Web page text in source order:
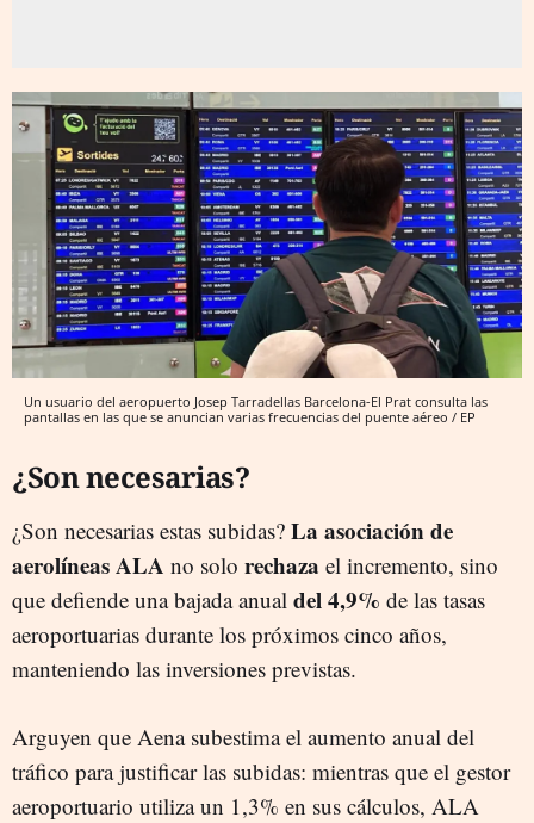
Un usuario del aeropuerto Josep Tarradellas Barcelona-El Prat consulta las
pantallas en las que se anuncian varias frecuencias del puente aéreo / EP
¿Son necesarias?
¿Son necesarias estas subidas? La asociación de
aerolíneas ALA no solo rechaza el incremento, sino
que defiende una bajada anual del 4,9% de las tasas
aeroportuarias durante los próximos cinco años,
manteniendo las inversiones previstas.
Arguyen que Aena subestima el aumento anual del
tráfico para justificar las subidas: mientras que el gestor
aeroportuario utiliza un 1,3% en sus cálculos, ALA